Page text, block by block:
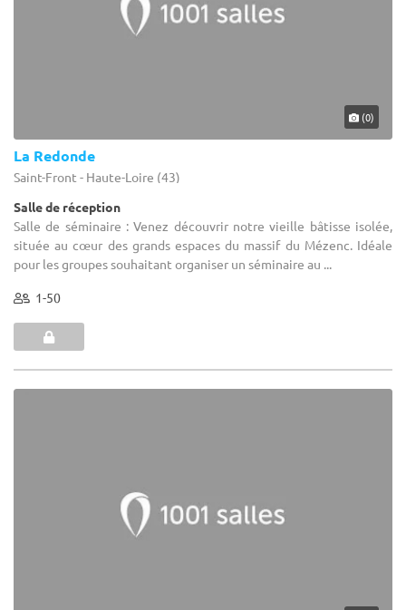
(0)
La Redonde
Saint-Front - Haute-Loire (43)
Salle de réception
Salle de séminaire : Venez découvrir notre vieille bâtisse isolée,
située au cœur des grands espaces du massif du Mézenc. Idéale
pour les groupes souhaitant organiser un séminaire au ...
1-50